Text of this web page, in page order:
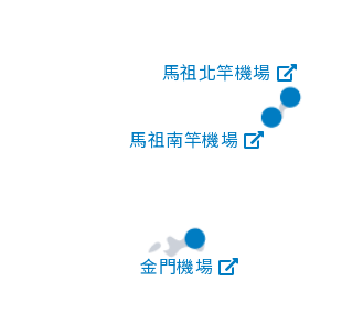
金門機場
馬祖南竿機場
馬祖北竿機場